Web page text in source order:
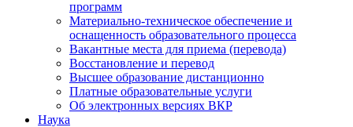
программ
Материально-техническое обеспечение и
оснащенность образовательного процесса
Вакантные места для приема (перевода)
Восстановление и перевод
Высшее образование дистанционно
Платные образовательные услуги
Об электронных версиях ВКР
Наука